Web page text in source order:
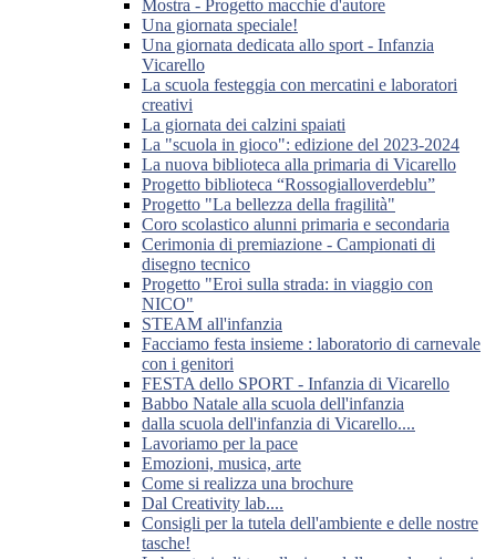
Mostra - Progetto macchie d'autore
Una giornata speciale!
Una giornata dedicata allo sport - Infanzia
Vicarello
La scuola festeggia con mercatini e laboratori
creativi
La giornata dei calzini spaiati
La "scuola in gioco": edizione del 2023-2024
La nuova biblioteca alla primaria di Vicarello
Progetto biblioteca “Rossogialloverdeblu”
Progetto "La bellezza della fragilità"
Coro scolastico alunni primaria e secondaria
Cerimonia di premiazione - Campionati di
disegno tecnico
Progetto "Eroi sulla strada: in viaggio con
NICO"
STEAM all'infanzia
Facciamo festa insieme : laboratorio di carnevale
con i genitori
FESTA dello SPORT - Infanzia di Vicarello
Babbo Natale alla scuola dell'infanzia
dalla scuola dell'infanzia di Vicarello....
Lavoriamo per la pace
Emozioni, musica, arte
Come si realizza una brochure
Dal Creativity lab....
Consigli per la tutela dell'ambiente e delle nostre
tasche!